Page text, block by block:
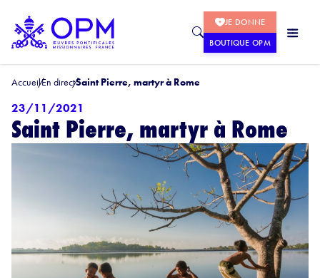
JE DONNE
BOUTIQUE OPM
AccueilEn directSaint Pierre, martyr à Rome
23/11/2021
Saint Pierre, martyr à Rome